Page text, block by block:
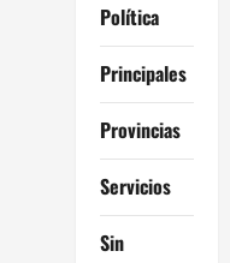
Política
Principales
Provincias
Servicios
Sin